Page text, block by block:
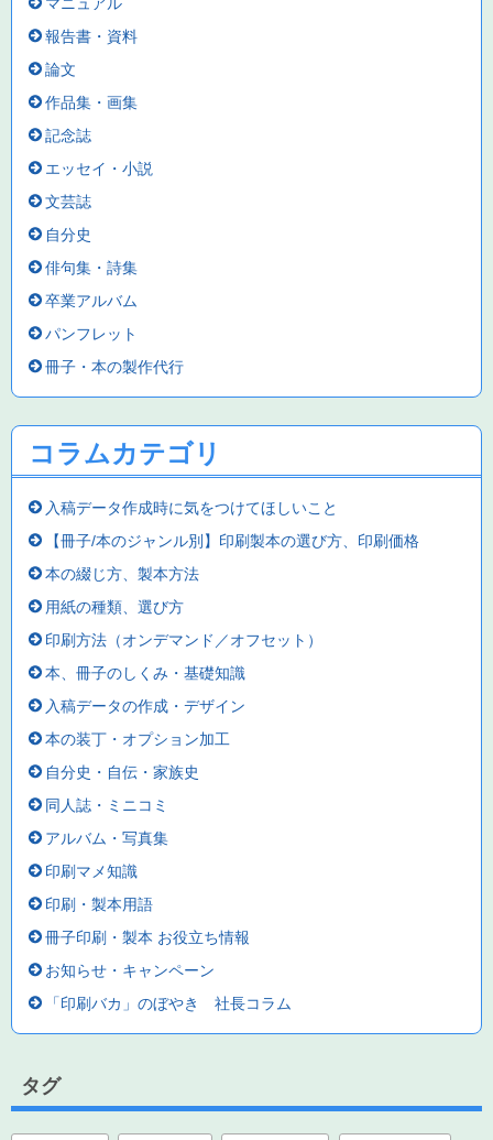
マニュアル
報告書・資料
論文
作品集・画集
記念誌
エッセイ・小説
文芸誌
自分史
俳句集・詩集
卒業アルバム
パンフレット
冊子・本の製作代行
コラムカテゴリ
入稿データ作成時に気をつけてほしいこと
【冊子/本のジャンル別】印刷製本の選び方、印刷価格
本の綴じ方、製本方法
用紙の種類、選び方
印刷方法（オンデマンド／オフセット）
本、冊子のしくみ・基礎知識
入稿データの作成・デザイン
本の装丁・オプション加工
自分史・自伝・家族史
同人誌・ミニコミ
アルバム・写真集
印刷マメ知識
印刷・製本用語
冊子印刷・製本 お役立ち情報
お知らせ・キャンペーン
「印刷バカ」のぼやき 社長コラム
タグ